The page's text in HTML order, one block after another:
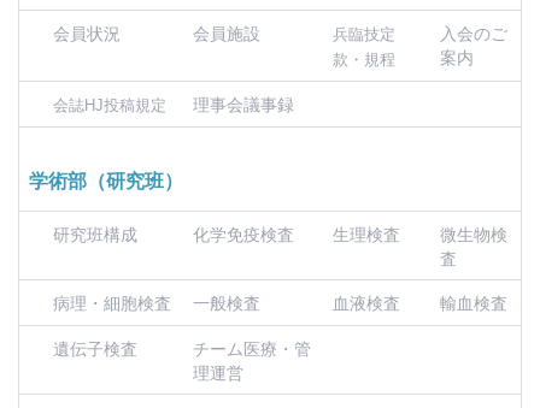
会員状況 会員施設
兵臨技定
款・規程
入会のご
案内
会誌HJ投稿規定 理事会議事録
学術部（研究班）
研究班構成 化学免疫検査 生理検査
微生物検
査
病理・細胞検査
一般検査 血液検査
輸血検査
遺伝子検査
チーム医療・管
理運営